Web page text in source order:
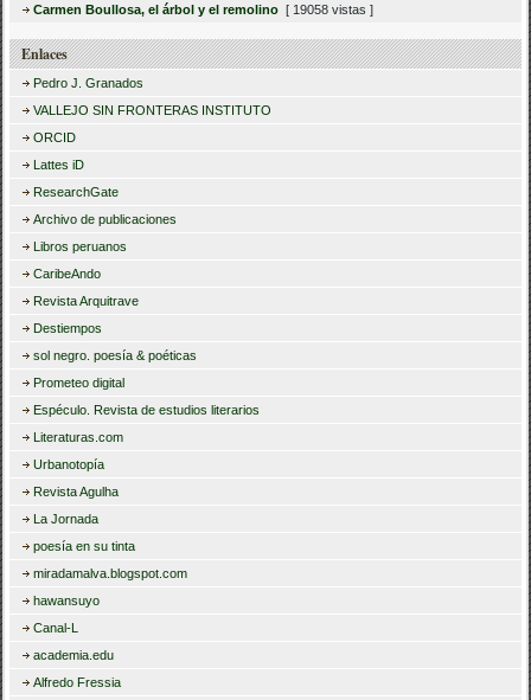
Carmen Boullosa, el árbol y el remolino [ 19058 vistas ]
Enlaces
Pedro J. Granados
VALLEJO SIN FRONTERAS INSTITUTO
ORCID
Lattes iD
ResearchGate
Archivo de publicaciones
Libros peruanos
CaribeAndo
Revista Arquitrave
Destiempos
sol negro. poesía & poéticas
Prometeo digital
Espéculo. Revista de estudios literarios
Literaturas.com
Urbanotopía
Revista Agulha
La Jornada
poesía en su tinta
miradamalva.blogspot.com
hawansuyo
Canal-L
academia.edu
Alfredo Fressia